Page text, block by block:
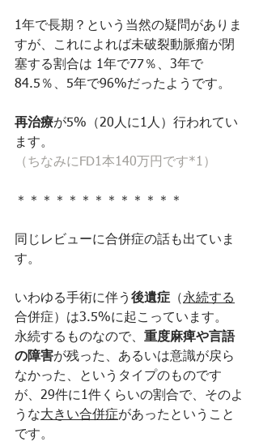
1年で長期？という当然の疑問がありま
すが、これによれば未破裂動脈瘤が閉
塞する割合は 1年で77％、3年で
84.5％、5年で96%だったようです。
再治療が5%（20人に1人）行われてい
ます。
（ちなみにFD1本140万円です*1）
＊＊＊＊＊＊＊＊＊＊＊＊＊
同じレビューに合併症の話も出ていま
す。
いわゆる手術に伴う 後遺症 （ 永続する
合併症）は3.5%に起こっています。
永続するものなので、 重度麻痺や言語
の障害が残った、あるいは意識が戻ら
なかった、というタイプのものです
が、29件に1件くらいの割合で、そのよ
うな大きい合併症があったということ
です。